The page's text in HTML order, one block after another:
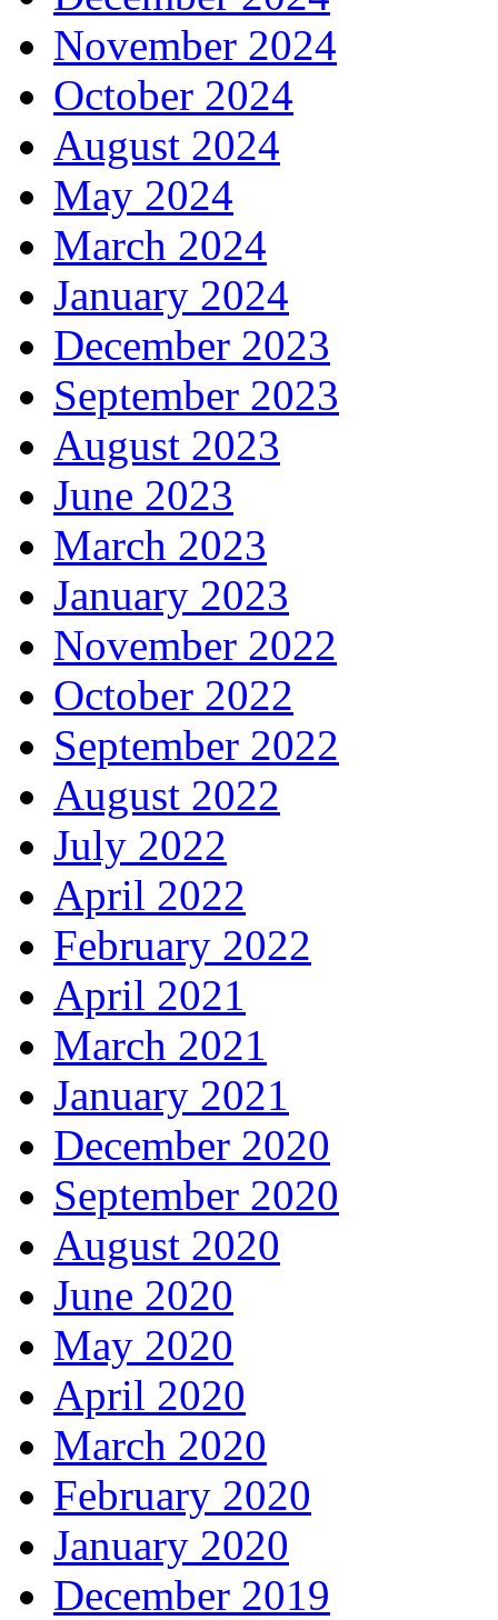
November 2024
October 2024
August 2024
May 2024
March 2024
January 2024
December 2023
September 2023
August 2023
June 2023
March 2023
January 2023
November 2022
October 2022
September 2022
August 2022
July 2022
April 2022
February 2022
April 2021
March 2021
January 2021
December 2020
September 2020
August 2020
June 2020
May 2020
April 2020
March 2020
February 2020
January 2020
December 2019